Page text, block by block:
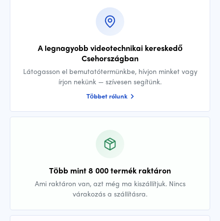
A legnagyobb videotechnikai kereskedő
Csehországban
Látogasson el bemutatótermünkbe, hívjon minket vagy
írjon nekünk — szívesen segítünk.
Többet rólunk
Több mint 8 000 termék raktáron
Ami raktáron van, azt még ma kiszállítjuk. Nincs
várakozás a szállításra.